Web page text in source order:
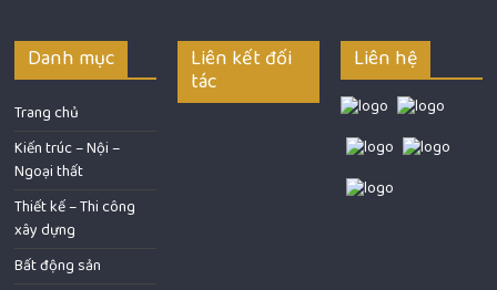
Danh mục
Trang chủ
Kiến trúc – Nội –
Ngoại thất
Thiết kế – Thi công
xây dựng
Bất động sản
Liên kết đối
tác
Liên hệ